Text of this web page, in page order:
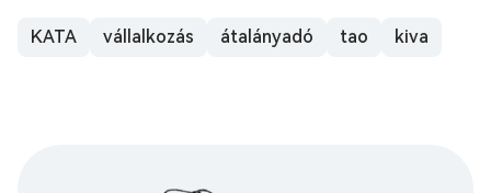
KATA vállalkozás átalányadó tao kiva